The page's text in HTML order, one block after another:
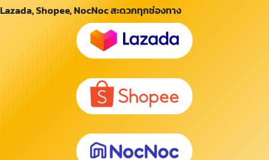
Lazada, Shopee, NocNoc สะดวกทุกช่องทาง